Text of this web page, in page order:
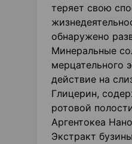
теряет свою
обнаружено
Минеральные
мерцательного
действие на
Глицерин,
ротовой
Аргентокеа
Экстракт